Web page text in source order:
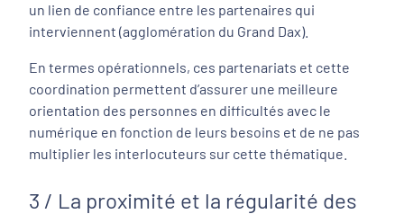
un lien de confiance entre les partenaires qui
interviennent (agglomération du Grand Dax).
En termes opérationnels, ces partenariats et cette
coordination permettent d’assurer une meilleure
orientation des personnes en difficultés avec le
numérique en fonction de leurs besoins et de ne pas
multiplier les interlocuteurs sur cette thématique.
3 / La proximité et la régularité des